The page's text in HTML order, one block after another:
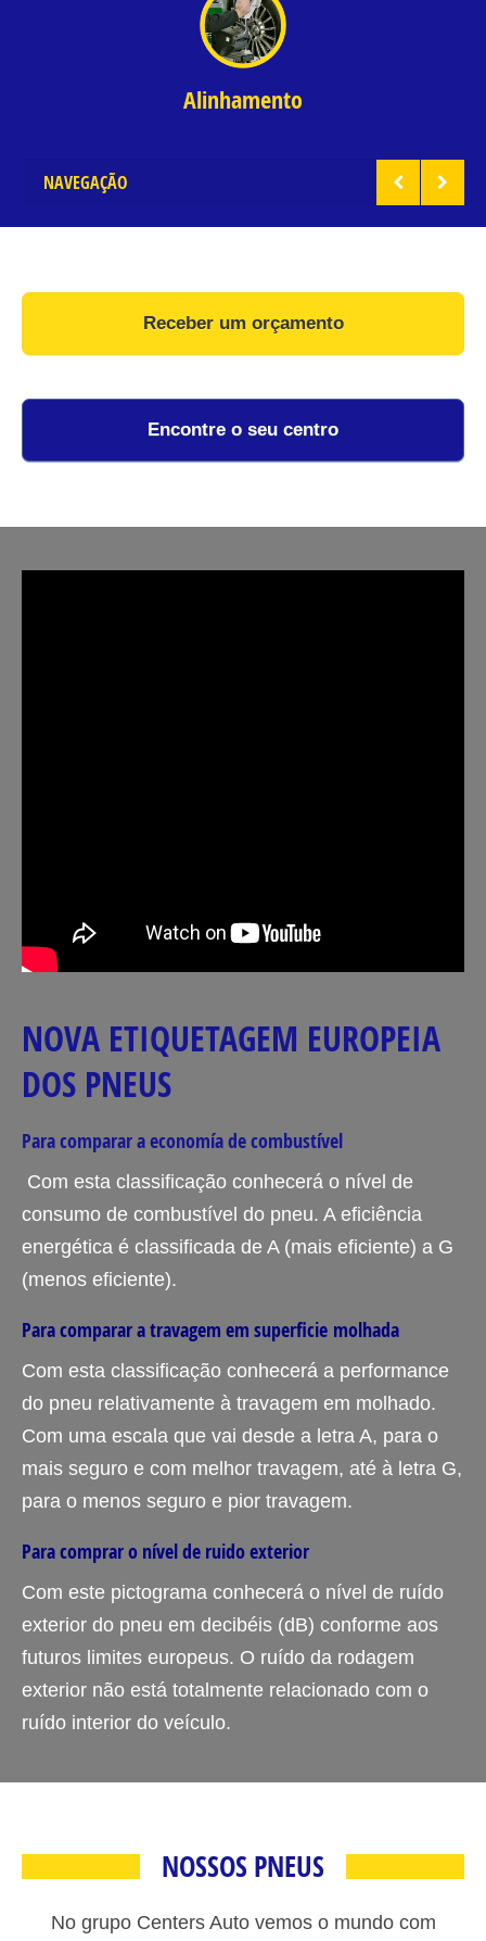
Alinhamento
NAVEGAÇÃO
Receber um orçamento
Encontre o seu centro
NOVA ETIQUETAGEM EUROPEIA
DOS PNEUS
Para comparar a economía de combustível
Com esta classificação conhecerá o nível de
consumo de combustível do pneu. A eficiência
energética é classificada de A (mais eficiente) a G
(menos eficiente).
Para comparar a travagem em superficie molhada
Com esta classificação conhecerá a performance
do pneu relativamente à travagem em molhado.
Com uma escala que vai desde a letra A, para o
mais seguro e com melhor travagem, até à letra G,
para o menos seguro e pior travagem.
Para comprar o nível de ruido exterior
Com este pictograma conhecerá o nível de ruído
exterior do pneu em decibéis (dB) conforme aos
futuros limites europeus. O ruído da rodagem
exterior não está totalmente relacionado com o
ruído interior do veículo.
NOSSOS PNEUS
No grupo Centers Auto vemos o mundo com